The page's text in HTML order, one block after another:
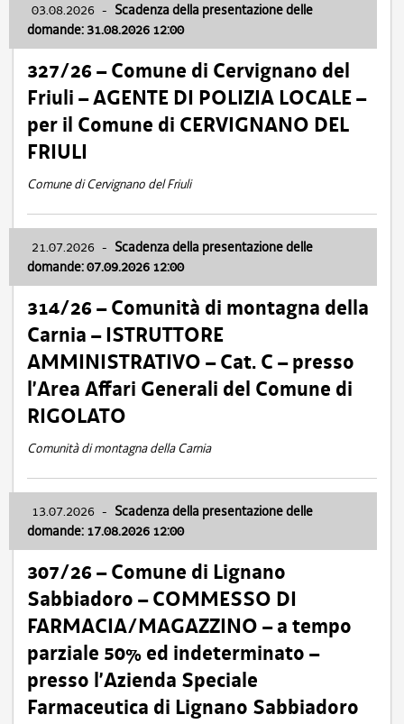
03.08.2026 - Scadenza della presentazione delle
domande: 31.08.2026 12:00
327/26 – Comune di Cervignano del
Friuli – AGENTE DI POLIZIA LOCALE –
per il Comune di CERVIGNANO DEL
FRIULI
Comune di Cervignano del Friuli
21.07.2026 - Scadenza della presentazione delle
domande: 07.09.2026 12:00
314/26 – Comunità di montagna della
Carnia – ISTRUTTORE
AMMINISTRATIVO – Cat. C – presso
l’Area Affari Generali del Comune di
RIGOLATO
Comunità di montagna della Carnia
13.07.2026 - Scadenza della presentazione delle
domande: 17.08.2026 12:00
307/26 – Comune di Lignano
Sabbiadoro – COMMESSO DI
FARMACIA/MAGAZZINO – a tempo
parziale 50% ed indeterminato –
presso l’Azienda Speciale
Farmaceutica di Lignano Sabbiadoro